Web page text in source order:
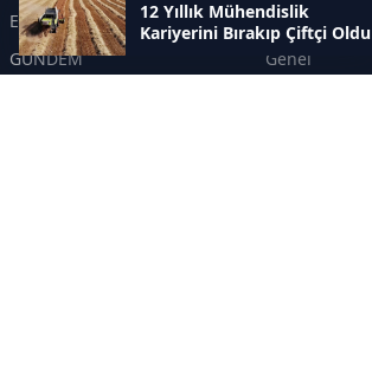
12 Yıllık Mühendislik
Kariyerini Bırakıp Çiftçi Oldu
Eskişehir
SPOR
GÜNDEM
Genel